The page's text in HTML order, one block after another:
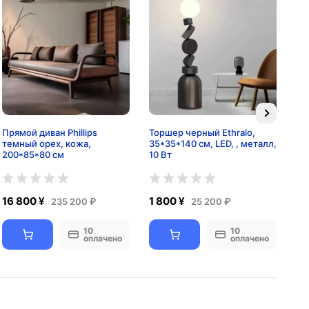
Прямой диван Phillips
темный орех, кожа,
200*85*80 см
16 800 ¥ 235 200 ₽
10
оплачено
Торшер черный Ethralo,
35*35*140 см, LED, , металл,
10 Вт
1 800 ¥ 25 200 ₽
10
оплачено